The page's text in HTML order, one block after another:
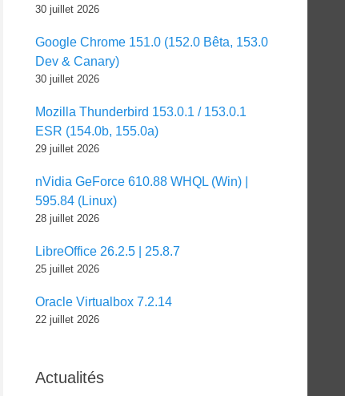
30 juillet 2026
Google Chrome 151.0 (152.0 Bêta, 153.0
Dev & Canary)
30 juillet 2026
Mozilla Thunderbird 153.0.1 / 153.0.1
ESR (154.0b, 155.0a)
29 juillet 2026
nVidia GeForce 610.88 WHQL (Win) |
595.84 (Linux)
28 juillet 2026
LibreOffice 26.2.5 | 25.8.7
25 juillet 2026
Oracle Virtualbox 7.2.14
22 juillet 2026
Actualités